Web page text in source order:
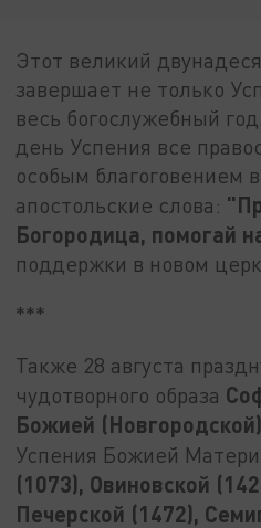
Этот великий
завершает не только
весь богослужебный
день Успения все
особым благоговением
апостольские слова:
Богородица, помогай
поддержки в новом
***
Также 28 августа
чудотворного образа
Божией (Новгородской)
Успения Божией
(1073), Овиновской
Печерской (1472),